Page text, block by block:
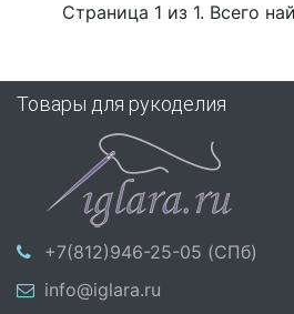
Страница 1 из 1. Всего
Товары для рукоделия
+7(812)946-25-05 (СПб)
info@iglara.ru